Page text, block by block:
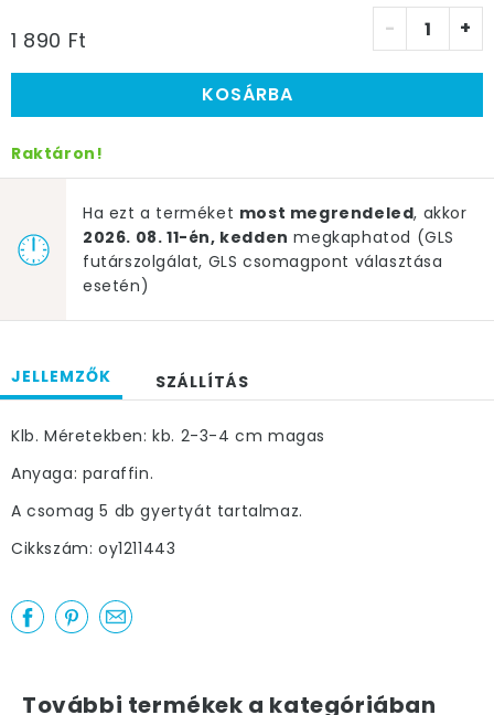
1 890 Ft - +
KOSÁRBA
Raktáron!
Ha ezt a terméket most megrendeled, akkor
2026. 08. 11-én, kedden megkaphatod (GLS
futárszolgálat, GLS csomagpont választása
esetén)
JELLEMZŐK SZÁLLÍTÁS
Klb. Méretekben: kb. 2-3-4 cm magas
Anyaga: paraffin.
A csomag 5 db gyertyát tartalmaz.
Cikkszám: oy1211443
További termékek a kategóriában